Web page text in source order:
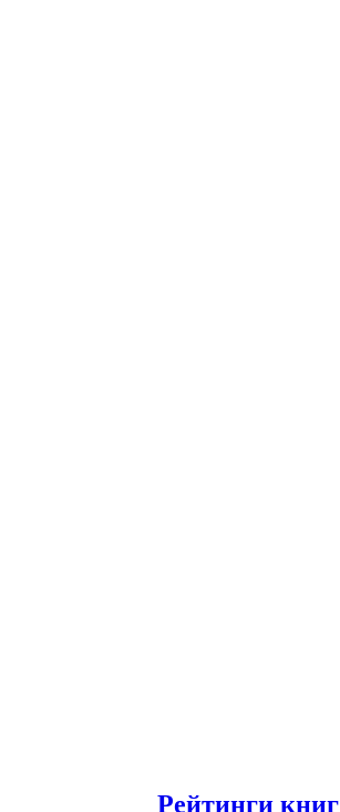
Рейтинги книг